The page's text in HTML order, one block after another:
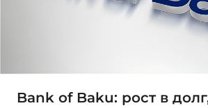
Bank of Baku: рост в